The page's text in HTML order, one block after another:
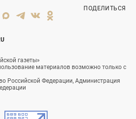
газеты»
материалов возможно только с
Российской Федерации, Администрация
ПОДЕЛИТЬСЯ